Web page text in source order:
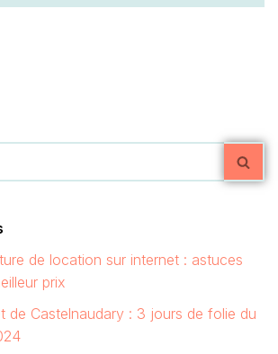
de location sur internet : astuces
prix
de Castelnaudary : 3 jours de folie du